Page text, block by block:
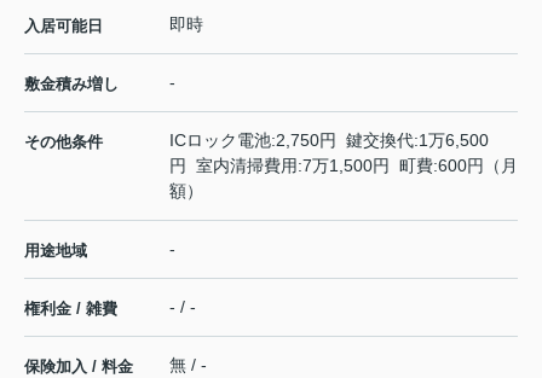
入居可能日 即時
敷金積み増し -
その他条件
ICロック電池:2,750円 鍵交換代:1万6,500
円 室内清掃費用:7万1,500円 町費:600円（月
額）
用途地域 -
権利金 / 雑費 - / -
保険加入 / 料金 無 / -